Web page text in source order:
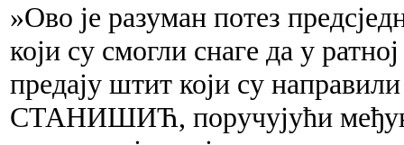
»Ово је разуман потез
који су смогли снаге да у
предају штит који су
СТАНИШИЋ, поручујући